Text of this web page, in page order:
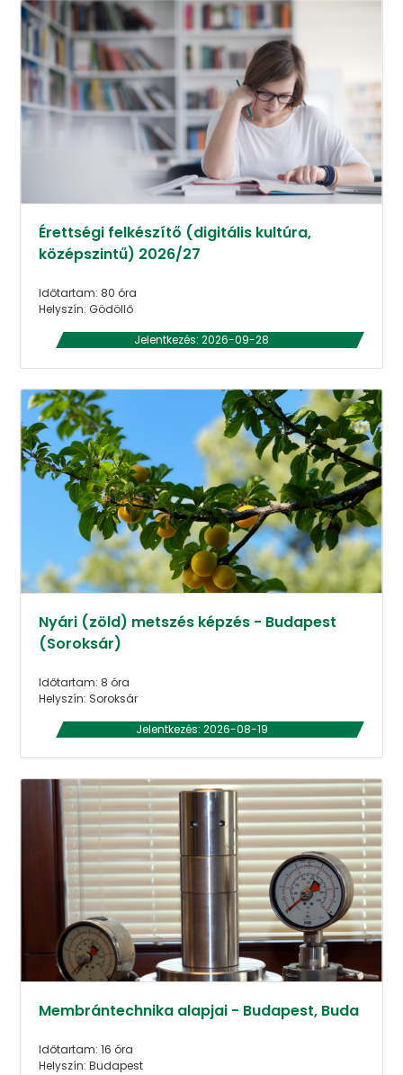
Érettségi felkészítő (digitális kultúra,
középszintű) 2026/27
Időtartam: 80 óra
Helyszín: Gödöllő
Jelentkezés: 2026-09-28
Nyári (zöld) metszés képzés - Budapest
(Soroksár)
Időtartam: 8 óra
Helyszín: Soroksár
Jelentkezés: 2026-08-19
Membrántechnika alapjai - Budapest, Buda
Időtartam: 16 óra
Helyszín: Budapest